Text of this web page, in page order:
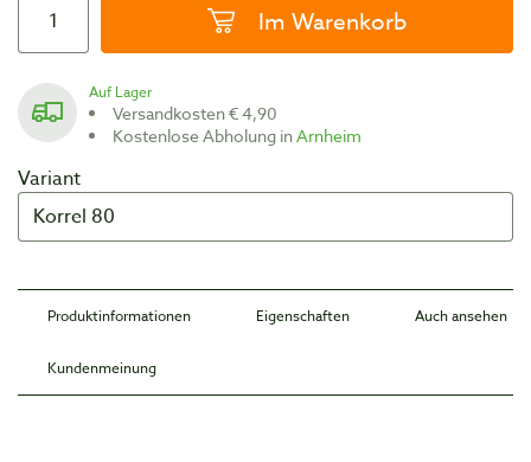
Im Warenkorb
Auf Lager
Versandkosten € 4,90
Kostenlose Abholung inArnheim
Variant
Produktinformationen Eigenschaften Auch ansehen
Kundenmeinung